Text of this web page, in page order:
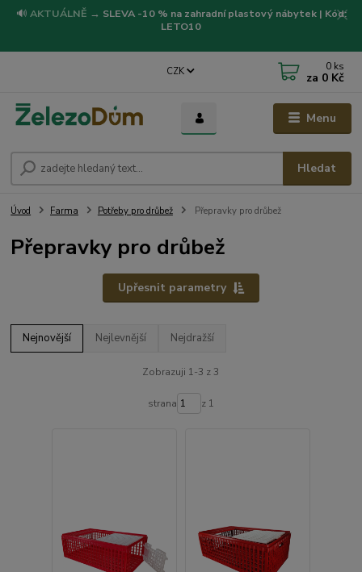
🔊 AKTUÁLNĚ → SLEVA -10 % na zahradní plastový nábytek | Kód:
LETO10
Menu
CZK
Hledat
0 ks
za 0 Kč
Úvod Farma Potřeby pro drůbež Přepravky pro drůbež
Přepravky pro drůbež
Upřesnit parametry
Nejnovější Nejlevnější Nejdražší
Zobrazuji 1-3 z 3
strana z 1